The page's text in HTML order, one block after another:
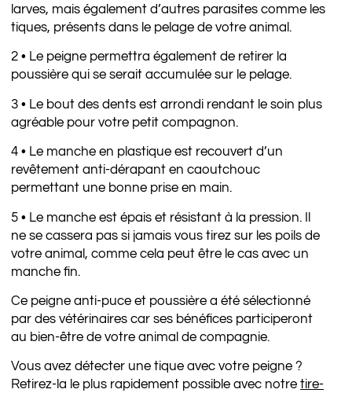
larves, mais également d’autres parasites comme les
tiques, présents dans le pelage de votre animal.
2 • Le peigne permettra également de retirer la
poussière qui se serait accumulée sur le pelage.
3 • Le bout des dents est arrondi rendant le soin plus
agréable pour votre petit compagnon.
4 • Le manche en plastique est recouvert d’un
revêtement anti-dérapant en caoutchouc
permettant une bonne prise en main.
5 • Le manche est épais et résistant à la pression. Il
ne se cassera pas si jamais vous tirez sur les poils de
votre animal, comme cela peut être le cas avec un
manche fin.
Ce peigne anti-puce et poussière a été sélectionné
par des vétérinaires car ses bénéfices participeront
au bien-être de votre animal de compagnie.
Vous avez détecter une tique avec votre peigne ?
Retirez-la le plus rapidement possible avec notre tire-